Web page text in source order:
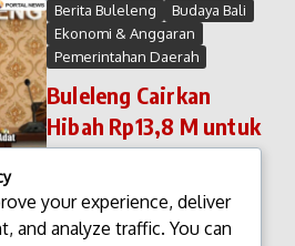
Berita Buleleng
Budaya Bali
Ekonomi & Anggaran
Pemerintahan Daerah
Buleleng Cairkan
Hibah Rp13,8 M untuk
Desa Adat
M untuk Desa Adat.
Pemerintah Kabupaten
your experience, deliver
and analyze traffic. You can